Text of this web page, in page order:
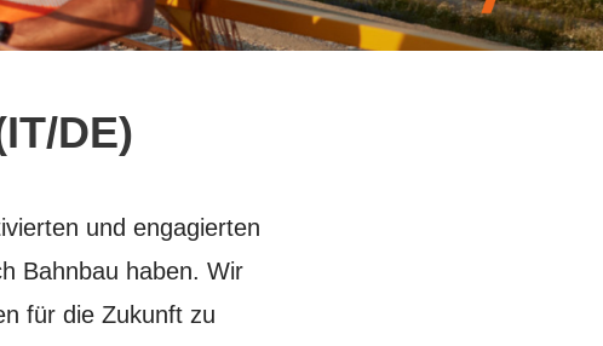
DE)
und engagierten
Bahnbau haben. Wir
für die Zukunft zu